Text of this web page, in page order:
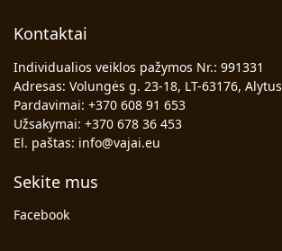
Kontaktai
Individualios veiklos pažymos Nr.: 991331
Adresas: Volungės g. 23-18, LT-63176, Alytus
Pardavimai: +370 608 91 653
Užsakymai: +370 678 36 453
El. paštas: info@vajai.eu
Sekite mus
Facebook